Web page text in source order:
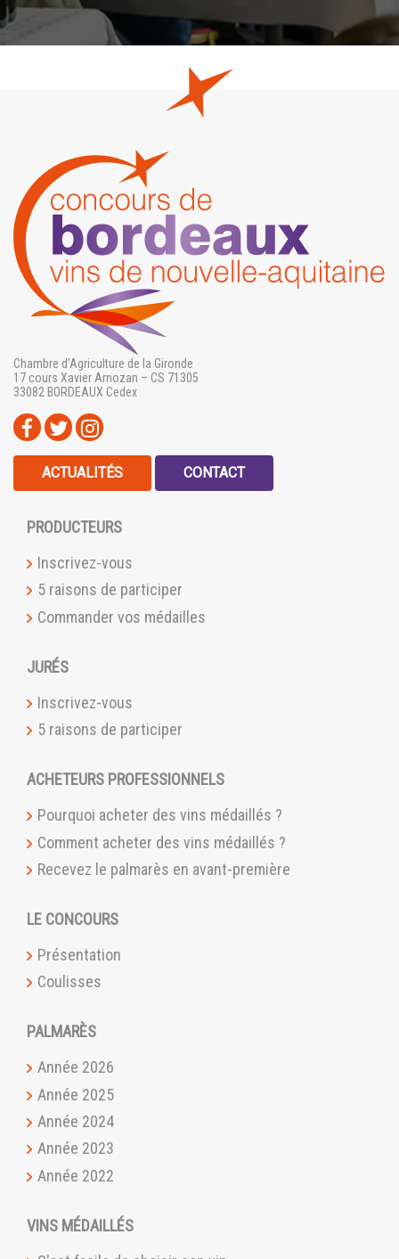
Chambre d’Agriculture de la Gironde
17 cours Xavier Arnozan – CS 71305
33082 BORDEAUX Cedex
ACTUALITÉS CONTACT
PRODUCTEURS
Inscrivez-vous
5 raisons de participer
Commander vos médailles
JURÉS
Inscrivez-vous
5 raisons de participer
ACHETEURS PROFESSIONNELS
Pourquoi acheter des vins médaillés ?
Comment acheter des vins médaillés ?
Recevez le palmarès en avant-première
LE CONCOURS
Présentation
Coulisses
PALMARÈS
Année 2026
Année 2025
Année 2024
Année 2023
Année 2022
VINS MÉDAILLÉS